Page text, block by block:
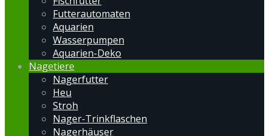
Futterautomaten
Aquarien
Wasserpumpen
Aquarien-Deko
Nagetiere
Nagerfutter
Heu
Stroh
Nager-Trinkflaschen
Nagerhäuser